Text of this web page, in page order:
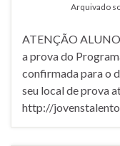
Arquivado
ATENÇÃO
a prova do
confirmada para o
seu local de prova
http://